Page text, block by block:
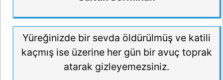
Yüreğinizde bir sevda öldürülmüş ve katili
kaçmış ise üzerine her gün bir avuç toprak
atarak gizleyemezsiniz.